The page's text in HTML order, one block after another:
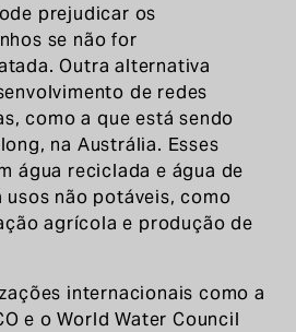
prejudicar os
se não for
Outra alternativa
de redes
como a que está sendo
na Austrália. Esses
água reciclada e água de
não potáveis, como
agrícola e produção de
internacionais como a
e o World Water Council